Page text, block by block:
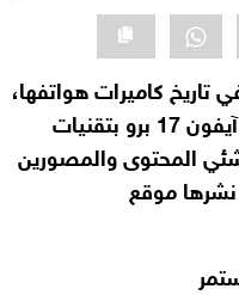
كاميرات هواتفها،
تستعد شركة أبل لإطلاق سلسلة آيفون 17 برو بتقنيات
المحتوى والمصورين
نشرها موقع